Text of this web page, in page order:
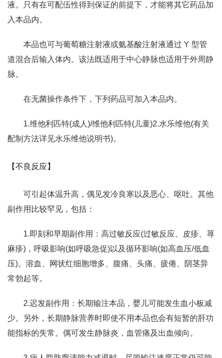
液。只有在可配伍性得到保证的前提下，才能将其它药品加
入本品内。
本品也可与葡萄糖注射液或氨基酸注射液通过 Y 型管
道混合后输入体内。该法既适用于中心静脉也适用于外周静
脉。
在无菌操作条件下，下列药品可加入本品内。
1.维他利匹特(成人)/维他利匹特(儿童)2.水乐维他(有关
配制方法详见水乐维他说明书)。
【不良反应】
可引起体温升高，偶见发冷良寒以及恶心、呕吐。其他
副作用比较罕见，包括：
1.即刻和早期副作用：高过敏反应(过敏反应、皮疹、荨
麻疹)，呼吸影响(如呼吸急促)以及循环影响(如高血压/低血
压)。溶血、网状红细胞增多、腹痛、头痛、疲倦、阴茎异
常勃起等。
2.迟发副作用：长期输注本品，婴儿可能发生血小板减
少。另外，长期静脉营养时即使不用本品也会有短暂的肝功
能指标的失常。偶可发生静脉炎，血管痛及出血倾向。